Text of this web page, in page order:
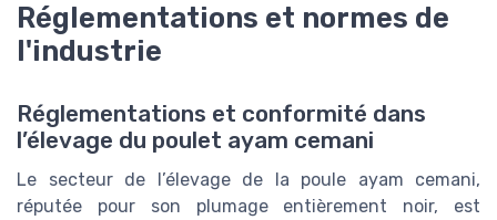
Réglementations et normes de
l'industrie
Réglementations et conformité dans
l’élevage du poulet ayam cemani
Le secteur de l’élevage de la poule ayam cemani,
réputée pour son plumage entièrement noir, est